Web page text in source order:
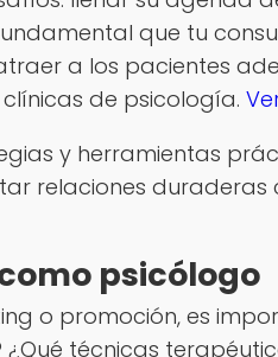
que tu
a los pacientes
de psicología.
y herramientas
relaciones duraderas
psicólogo
o promoción, es
técnicas